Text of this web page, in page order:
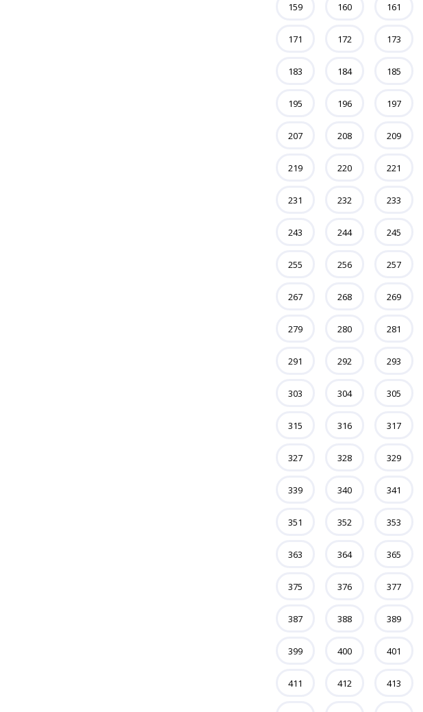
159 160 161
171 172 173
183 184 185
195 196 197
207 208 209
219 220 221
231 232 233
243 244 245
255 256 257
267 268 269
279 280 281
291 292 293
303 304 305
315 316 317
327 328 329
339 340 341
351 352 353
363 364 365
375 376 377
387 388 389
399 400 401
411 412 413